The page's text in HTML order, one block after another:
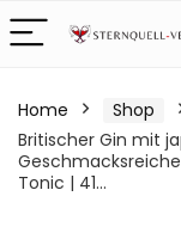
Home Shop
Britischer Gin mit
Tonic | 41…